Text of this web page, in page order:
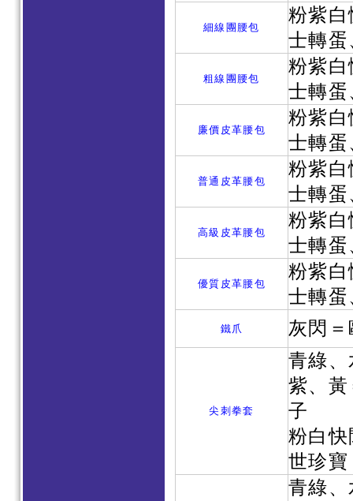
細線團腰包
粉紫白
士轉
粗線團腰包
粉紫白
士轉
廉價皮革腰包
粉紫白
士轉
普通皮革腰包
粉紫白
士轉
高級皮革腰包
粉紫白
士轉
優質皮革腰包
粉紫白
士轉
鐵爪 灰閃
尖刺拳套
青綠
紫、
子
粉白
世珍寶
青綠